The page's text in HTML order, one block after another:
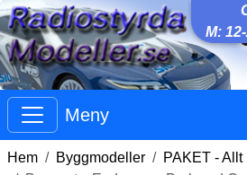
M:
Meny
Hem Byggmodeller
PAKET - Allt